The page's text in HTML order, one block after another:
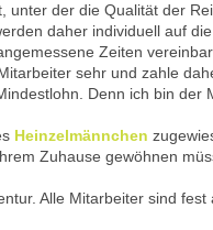
unter der die Qualität der
daher individuell auf
Zeiten
sehr und zahle
Denn ich bin der
Heinzelmännchen
Zuhause gewöhnen
Alle Mitarbeiter sind